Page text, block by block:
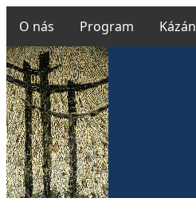
O nás Program